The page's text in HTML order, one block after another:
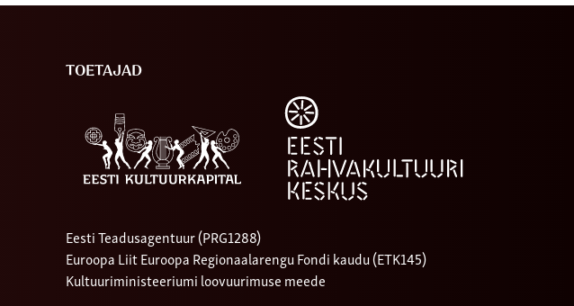
TOETAJAD
Eesti Teadusagentuur (PRG1288)
Euroopa Liit Euroopa Regionaalarengu Fondi kaudu (ETK145)
Kultuuriministeeriumi loovuurimuse meede